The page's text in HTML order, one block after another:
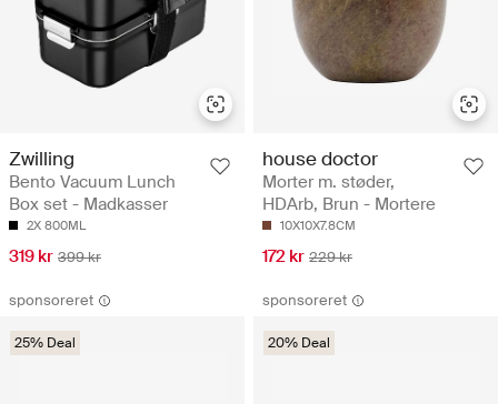
Zwilling
Bento Vacuum Lunch
Box set - Madkasser
2X 800ML
319 kr 399 kr
house doctor
Morter m. støder,
HDArb, Brun - Mortere
10X10X7.8CM
172 kr 229 kr
sponsoreret
25% Deal
sponsoreret
20% Deal